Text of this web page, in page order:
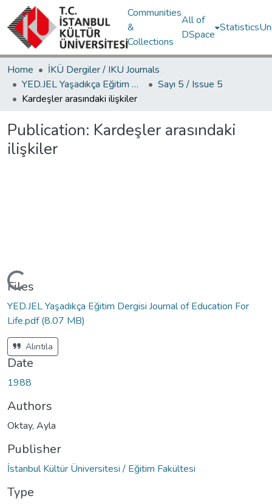
Communities
&
Collections
All of
DSpace
Statistics
Home
İKÜ Dergiler / IKU Journals
YED.JEL Yaşadıkça Eğitim Dergisi / Journal of Education For Life
Sayı 5 / Issue 5
Kardeşler arasındaki ilişkiler
Publication: Kardeşler arasındaki
ilişkiler
Loading...
Files
YED.JEL Yaşadıkça Eğitim Dergisi Journal of Education For
Life.pdf(8.07 MB)
Alıntıla
Date
1988
Authors
Oktay, Ayla
Publisher
İstanbul Kültür Üniversitesi / Eğitim Fakültesi
Type